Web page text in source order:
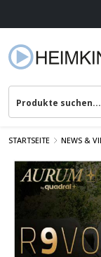
STARTSEITE NEWS &